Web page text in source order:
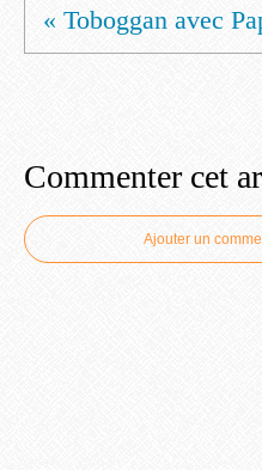
« Toboggan avec
Commenter cet
Ajouter un